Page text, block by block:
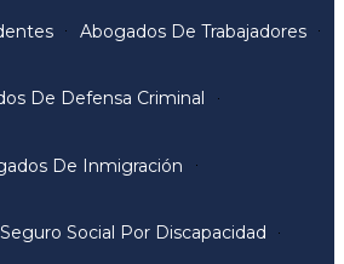
Abogados De Trabajadores
De Defensa Criminal
De Inmigración
Social Por Discapacidad